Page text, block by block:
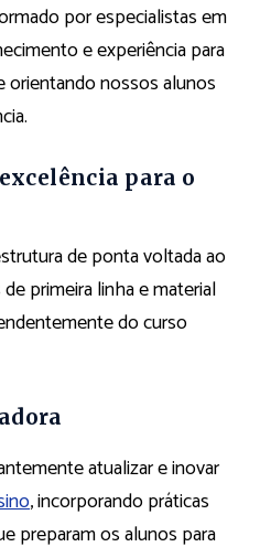
por especialistas em
e experiência para
orientando nossos alunos
para o
de ponta voltada ao
primeira linha e material
do curso
atualizar e inovar
, incorporando práticas
preparam os alunos para